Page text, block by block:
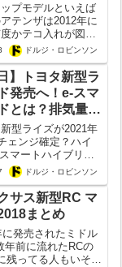
プモデルといえば
テンザは2012年に
かテコ入れが図ら
にそろそろモデル
うな気配。ただこ
テンザは三度目のマ
...
ドルジ・ロビンソン
】トヨタ新型ラ
発売へ！e-スマ
とは？排気量は
ーチェンジ最新
ッキー】
型ライズが2021年
ェンジ確定？ハイ
マートハイブリッ
の中身はダイハ
エンジンは1.2Lに
【ロッキー】
ドルジ・ロビンソン
サス新型RC マ
まとめ
発売されたミドル
年前に流れたRCの
残ってる人もいそ